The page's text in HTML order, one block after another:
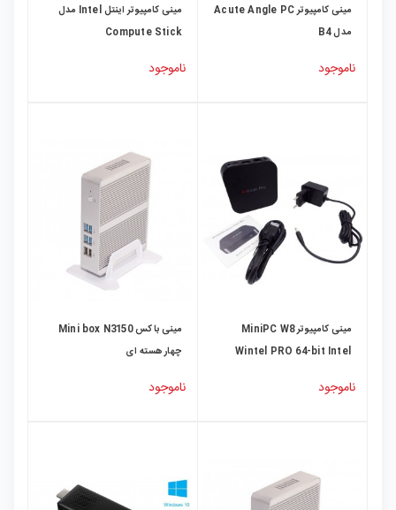
مینی کامپیوتر Acute Angle PC
مدل B4
ناموجود
مینی کامپیوتر اینتل Intel مدل
Compute Stick
ناموجود
مینی کامپیوتر MiniPC W8
Wintel PRO 64-bit Intel
ناموجود
مینی باکس Mini box N3150
چهار هسته ای
ناموجود